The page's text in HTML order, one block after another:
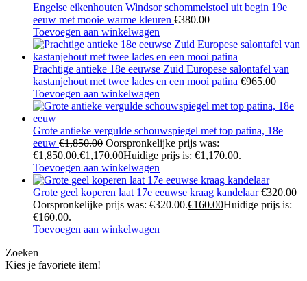
Engelse eikenhouten Windsor schommelstoel uit begin 19e
eeuw met mooie warme kleuren €380.00
Toevoegen aan winkelwagen
Prachtige antieke 18e eeuwse Zuid Europese salontafel van
kastanjehout met twee lades en een mooi patina €965.00
Toevoegen aan winkelwagen
Grote antieke vergulde schouwspiegel met top patina, 18e
eeuw €1,850.00 Oorspronkelijke prijs was:
€1,850.00.€1,170.00Huidige prijs is: €1,170.00.
Toevoegen aan winkelwagen
Grote geel koperen laat 17e eeuwse kraag kandelaar€320.00
Oorspronkelijke prijs was: €320.00.€160.00Huidige prijs is:
€160.00.
Toevoegen aan winkelwagen
Zoeken
Kies je favoriete item!